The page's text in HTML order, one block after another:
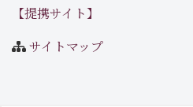
【提携サイト】
サイトマップ